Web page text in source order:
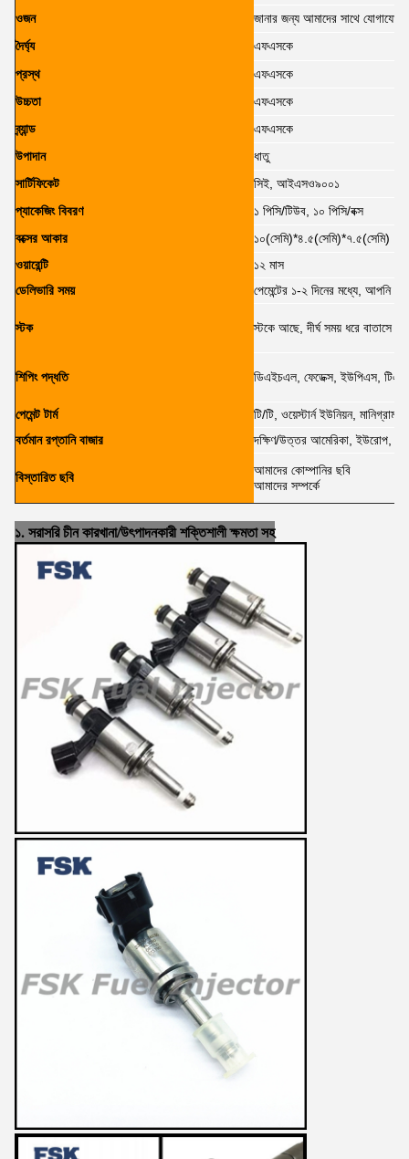
ওজন
জানার জন্য আমাদের সাথে
দৈর্ঘ্য
এফএসকে
প্রস্থ
এফএসকে
উচ্চতা
এফএসকে
ব্র্যান্ড
এফএসকে
উপাদান
ধাতু
সার্টিফিকেট
সিই, আইএসও৯০০১
প্যাকেজিং বিবরণ
১ পিসি/টিউব, ১০ পিসি/বক্স
বক্সের আকার
১০(সেমি)*৪.৫(সেমি)*৭.৫(সেমি)
ওয়ারেন্টি
১২ মাস
ডেলিভারি সময়
পেমেন্টের ১-২ দিনের মধ্যে, আপনি
স্টক স্টকে আছে, দীর্ঘ সময় ধরে বাতাসে
শিপিং পদ্ধতি ডিএইচএল, ফেডেক্স, ইউপিএস,
পেমেন্ট টার্ম
টি/টি, ওয়েস্টার্ন ইউনিয়ন,
বর্তমান রপ্তানি বাজার
দক্ষিণ/উত্তর আমেরিকা, ইউরোপ,
বিস্তারিত ছবি
আমাদের কোম্পানির ছবি
আমাদের সম্পর্কে
১. সরাসরি চীন কারখানা/উৎপাদনকারী শক্তিশালী ক্ষমতা সহ